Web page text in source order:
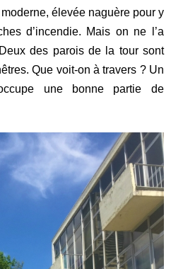
élevée naguère pour y
d’incendie. Mais on ne l’a
des parois de la tour sont
Que voit-on à travers ? Un
une bonne partie de